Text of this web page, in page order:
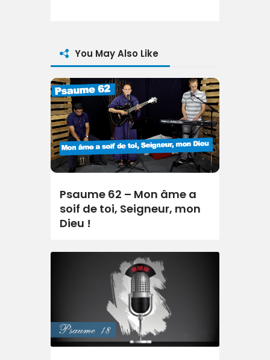
You May Also Like
Psaume 62 – Mon âme a
soif de toi, Seigneur, mon
Dieu !